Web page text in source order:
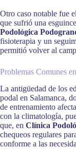
Otro caso notable fue
que sufrió una
Podológica
fisioterapia y un
permitió volver al
Problemas Comunes
La antigüedad de los
podal en Salamanca,
de entrenamiento
con la climatología,
que, en Clínica
chequeos regulares
conforme a las